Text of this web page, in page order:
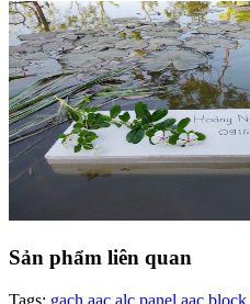
Sản phẩm liên quan
Tags: gạch aac alc panel aac block